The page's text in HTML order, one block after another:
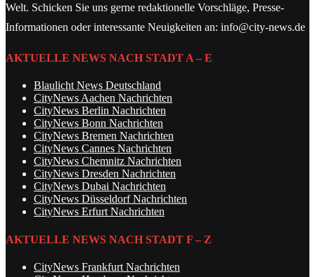
Welt. Schicken Sie uns gerne redaktionelle Vorschläge, Presse-
Informationen oder interessante Neuigkeiten an: info@city-news.de
AKTUELLE NEWS NACH STADT A – E
Blaulicht News Deutschland
CityNews Aachen Nachrichten
CityNews Berlin Nachrichten
CityNews Bonn Nachrichten
CityNews Bremen Nachrichten
CityNews Cannes Nachrichten
CityNews Chemnitz Nachrichten
CityNews Dresden Nachrichten
CityNews Dubai Nachrichten
CityNews Düsseldorf Nachrichten
CityNews Erfurt Nachrichten
AKTUELLE NEWS NACH STADT F – Z
CityNews Frankfurt Nachrichten